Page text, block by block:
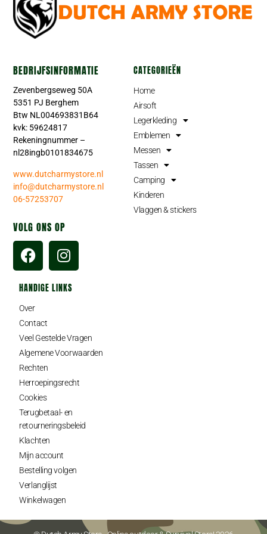
BEDRIJFSINFORMATIE
Zevenbergseweg 50A
5351 PJ Berghem
Btw NL004693831B64
kvk: 59624817
Rekeningnummer –
nl28ingb0101834675
www.dutcharmystore.nl
info@dutcharmystore.nl
06-57253707
VOLG ONS OP
CATEGORIEËN
Home
Airsoft
Legerkleding
Emblemen
Messen
Tassen
Camping
Kinderen
Vlaggen & stickers
HANDIGE LINKS
Over
Contact
Veel Gestelde Vragen
Algemene Voorwaarden
Rechten
Herroepingsrecht
Cookies
Terugbetaal- en
retourneringsbeleid
Klachten
Mijn account
Bestelling volgen
Verlanglijst
Winkelwagen